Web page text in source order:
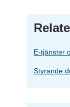
E-tjänster
Styrande